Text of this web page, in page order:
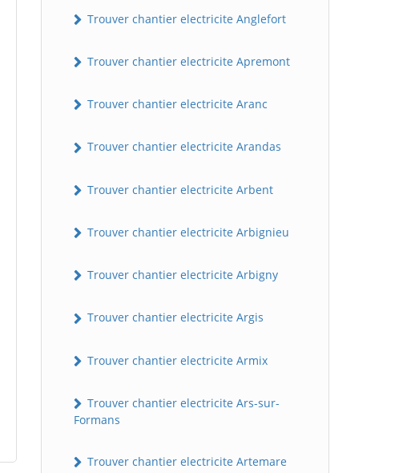
Trouver chantier electricite Anglefort
Trouver chantier electricite Apremont
Trouver chantier electricite Aranc
Trouver chantier electricite Arandas
Trouver chantier electricite Arbent
Trouver chantier electricite Arbignieu
Trouver chantier electricite Arbigny
Trouver chantier electricite Argis
Trouver chantier electricite Armix
Trouver chantier electricite Ars-sur-
Formans
Trouver chantier electricite Artemare